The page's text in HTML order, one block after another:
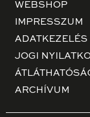
WEBSHOP
IMPRESSZUM
ADATKEZELÉS
JOGI
ARCHÍVUM